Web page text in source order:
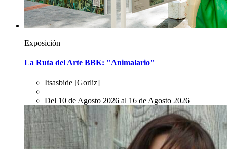
Exposición
La Ruta del Arte BBK: "Animalario"
Itsasbide [Gorliz]
Del 10 de Agosto 2026 al 16 de Agosto 2026